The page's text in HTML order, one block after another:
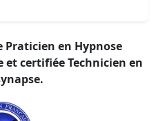
Praticien en Hypnose
et certifiée Technicien en